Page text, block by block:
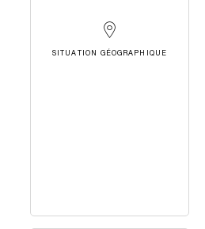
SITUATION GÉOGRAPHIQUE